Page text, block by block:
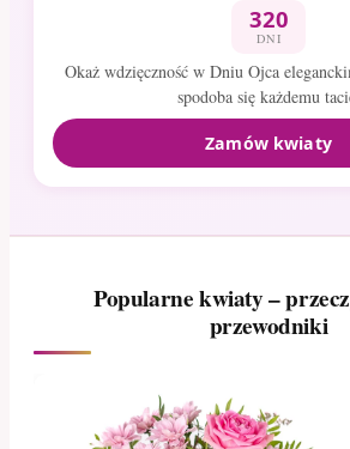
320
DNI
Okaż wdzięczność w Dniu Ojca
spodoba się każdemu
Zamów kwiaty
Popularne kwiaty –
przewodniki